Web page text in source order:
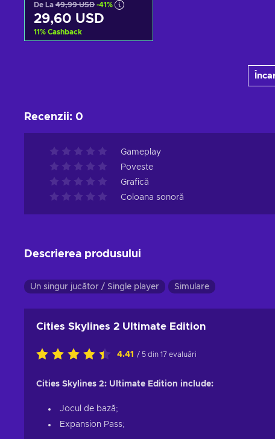
De La 49,99 USD -41%
29,60 USD
11% Cashback
Recenzii: 0
Gameplay
Poveste
Grafică
Coloana sonoră
Descrierea produsului
Un singur jucător / Single player Simulare
Cities Skylines 2 Ultimate Edition
4.41 / 5 din 17 evaluări
Cities Skylines 2: Ultimate Edition include:
Jocul de bază;
Expansion Pass;